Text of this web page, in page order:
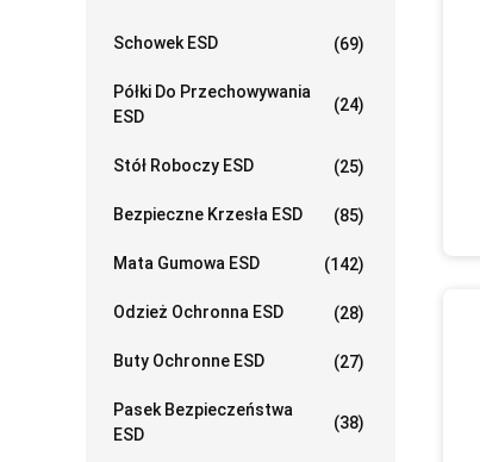
Schowek ESD (69)
Półki Do Przechowywania
ESD
(24)
Stół Roboczy ESD (25)
Bezpieczne Krzesła ESD (85)
Mata Gumowa ESD (142)
Odzież Ochronna ESD (28)
Buty Ochronne ESD (27)
Pasek Bezpieczeństwa
ESD
(38)